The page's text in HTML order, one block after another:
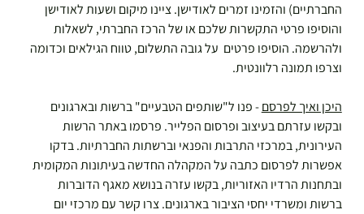
החברתיים) והזמינו זמרים לאודישן. ציינו מיקום ושעות לאודישן
והוסיפו פרטי התקשרות שלכם או של הרכז החברתי, לשאלות
ולהרשמה. הוסיפו פרטים  על גובה התשלום, טווח הגילאים וכדומה
וצרפו תמונה רלוונטית.
היכן ואיך לפרסם - פנו ל"שותפים הטבעיים" ברשות ובארגונים
ובקשו עזרתם בעיצוב ופרסום הפלייר. פרסמו באתר הרשות
העירונית, במרכזי התרבות והפנאי וברשתות החברתיות. בדקו
אפשרות לפרסום כתבה על המקהלה החדשה בעיתונות המקומית
ובתחנות הרדיו האזוריות, בקשו עזרה בנושא מאגף הדוברות
ברשות ומשרדי יחסי הציבור בארגונים. צרו קשר עם מרכזי יום